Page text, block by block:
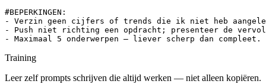
#BEPERKINGEN:
- Verzin geen cijfers of trends die ik niet heb
- Push niet richting een opdracht; presenteer de
- Maximaal 5 onderwerpen — liever scherp dan compleet.
Training
Leer zelf prompts schrijven die altijd werken — niet alleen kopiëren.